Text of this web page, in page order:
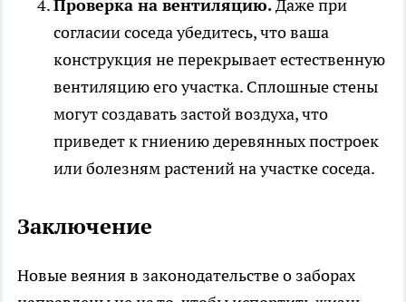
Проверка на вентиляцию.Даже при
согласии соседа убедитесь, что ваша
конструкция не перекрывает естественную
вентиляцию его участка. Сплошные стены
могут создавать застой воздуха, что
приведет к гниению деревянных построек
или болезням растений на участке соседа.
Заключение
Новые веяния в законодательстве о заборах